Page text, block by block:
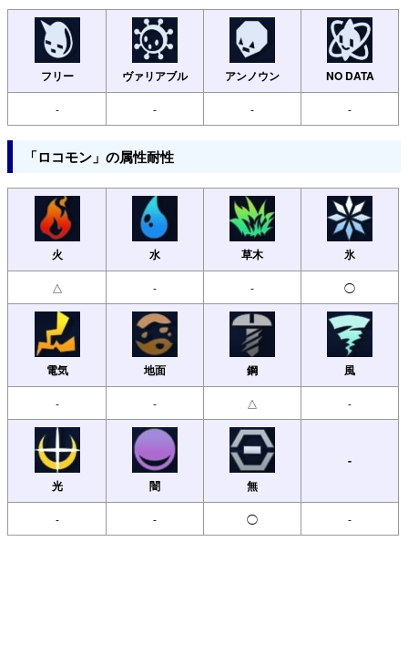
フリー ヴァリアブル アンノウン NO DATA
- - - -
「ロコモン」の属性耐性
火 水 草木 氷
△ - - ◯
電気 地面 鋼 風
- - △ -
光 闇 無
-
- - ◯ -